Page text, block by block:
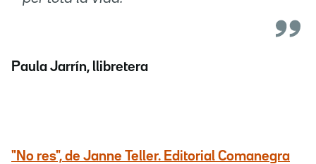
Paula Jarrín, llibretera
"No res", de Janne Teller. Editorial Comanegra